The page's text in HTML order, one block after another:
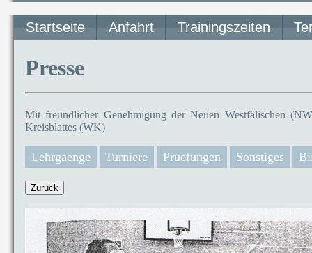
Startseite Anfahrt Trainingszeiten
Presse
Mit freundlicher Genehmigung der Neuen Westfälischen
Kreisblattes (WK)
Lehrgaenge Turniere Pruefungen Sonstiges